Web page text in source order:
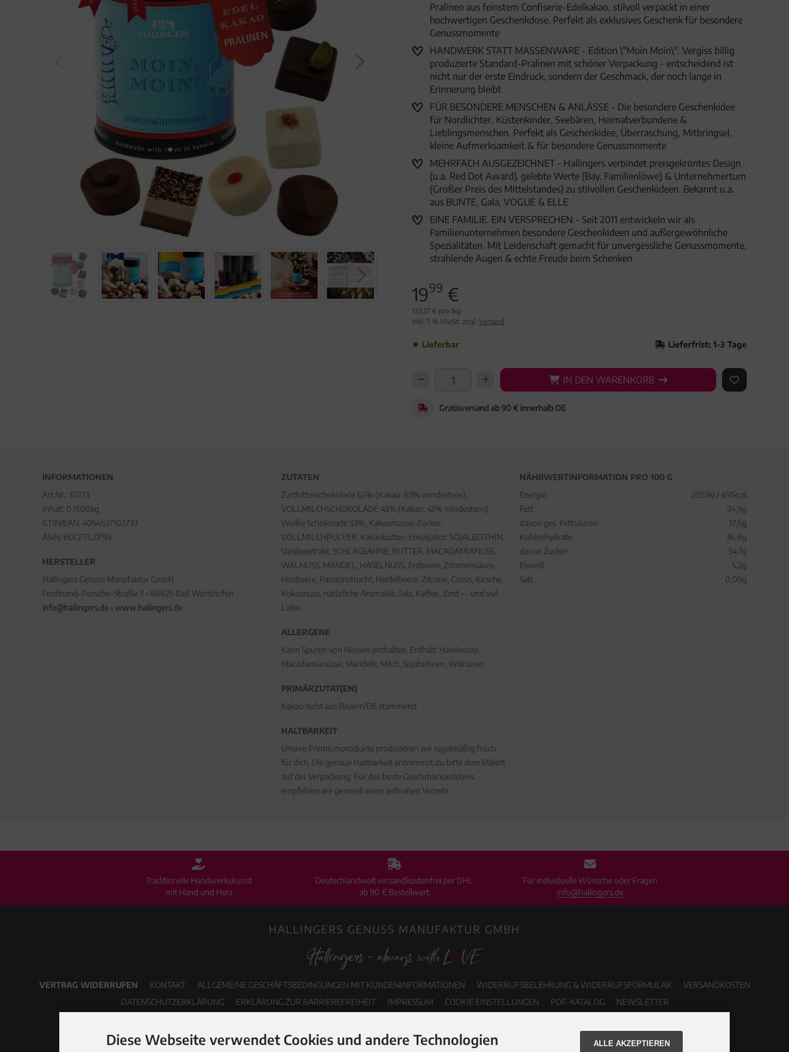
Pralinen aus feinstem Confiserie-Edelkakao, stilvoll verpackt in einer
hochwertigen Geschenkdose. Perfekt als exklusives Geschenk für besondere
Genussmomente
HANDWERK STATT MASSENWARE - Edition \"Moin Moin\": Vergiss billig
produzierte Standard-Pralinen mit schöner Verpackung - entscheidend ist
nicht nur der erste Eindruck, sondern der Geschmack, der noch lange in
Erinnerung bleibt
FÜR BESONDERE MENSCHEN & ANLÄSSE - Die besondere Geschenkidee
für Nordlichter, Küstenkinder, Seebären, Heimatverbundene &
Lieblingsmenschen. Perfekt als Geschenkidee, Überraschung, Mitbringsel,
kleine Aufmerksamkeit & für besondere Genussmomente
MEHRFACH AUSGEZEICHNET - Hallingers verbindet preisgekröntes Design
(u.a. Red Dot Award), gelebte Werte (Bay. Familienlöwe) & Unternehmertum
(Großer Preis des Mittelstandes) zu stilvollen Geschenkideen. Bekannt u.a.
aus BUNTE, Gala, VOGUE & ELLE
EINE FAMILIE. EIN VERSPRECHEN - Seit 2011 entwickeln wir als
Familienunternehmen besondere Geschenkideen und außergewöhnliche
Spezialitäten. Mit Leidenschaft gemacht für unvergessliche Genussmomente,
strahlende Augen & echte Freude beim Schenken
1999 €
133,27 € pro 1kg
inkl. 7 % MwSt. zzgl. Versand
Lieferbar Lieferfrist: 1-3 Tage
IN DEN WARENKORB
IN DEN WARENKORB AUF DEN
Gratisversand ab 90 € innerhalb DE
INFORMATIONEN
Art.Nr.: 10273
Inhalt: 0.1500kg
GTIN/EAN: 4054537102733
ASIN: B0CP7LZP9V
HERSTELLER
Hallingers Genuss Manufaktur GmbH
Ferdinand-Porsche-Straße 7 • 86825 Bad Wörishofen
info@hallingers.de • www.hallingers.de
ZUTATEN
Zartbitterschokolade 63% (Kakao: 63% mindestens),
VOLLMILCHSCHOKOLADE 43% (Kakao: 43% mindestens),
Weiße Schokolade 33%, Kakaomasse, Zucker,
VOLLMILCHPULVER, Kakaobutter, Emulgator: SOJALECITHIN,
Vanilleextrakt, SCHLAGSAHNE, BUTTER, MACADAMIANUSS,
WALNUSS, MANDEL, HASELNUSS, Erdbeere, Zitronensäure,
Himbeere, Passionsfrucht, Heidelbeere, Zitrone, Cassis, Kirsche,
Kokosnuss, natürliche Aromaöle, Salz, Kaffee, Zimt — und viel
Liebe.
ALLERGENE
Kann Spuren von Nüssen enthalten. Enthält: Haselnüsse,
Macadamianüsse, Mandeln, Milch, Sojabohnen, Walnüsse.
PRIMÄRZUTAT(EN)
Kakao nicht aus Bayern/DE stammend
HALTBARKEIT
Unsere Premiumprodukte produzieren wir regelmäßig frisch
für dich. Die genaue Haltbarkeit entnimmst du bitte dem Etikett
auf der Verpackung. Für das beste Geschmackserlebnis
empfehlen wir generell einen zeitnahen Verzehr.
NÄHRWERTINFORMATION PRO 100 G
Energie
2053kJ / 491kcal
Fett
34,9g
davon ges. Fettsäuren
17,6g
Kohlenhydrate
36,8g
davon Zucker
34,7g
Eiweiß
5,2g
Salz
0,09g
Traditionelle Handwerkskunst
mit Hand und Herz
Deutschlandweit versandkostenfrei per DHL
ab 90 € Bestellwert
Für individuelle Wünsche oder Fragen
info@hallingers.de
HALLINGERS GENUSS MANUFAKTUR GMBH
VERTRAG WIDERRUFEN KONTAKT ALLGEMEINE GESCHÄFTSBEDINGUNGEN MIT KUNDENINFORMATIONEN WIDERRUFSBELEHRUNG & WIDERRUFSFORMULAR
VERSANDKOSTEN
DATENSCHUTZERKLÄRUNG
ERKLÄRUNG ZUR BARRIEREFREIHEIT IMPRESSUM COOKIE EINSTELLUNGEN PDF-KATALOG NEWSLETTER
Diese Webseite verwendet Cookies und andere Technologien ALLE AKZEPTIEREN